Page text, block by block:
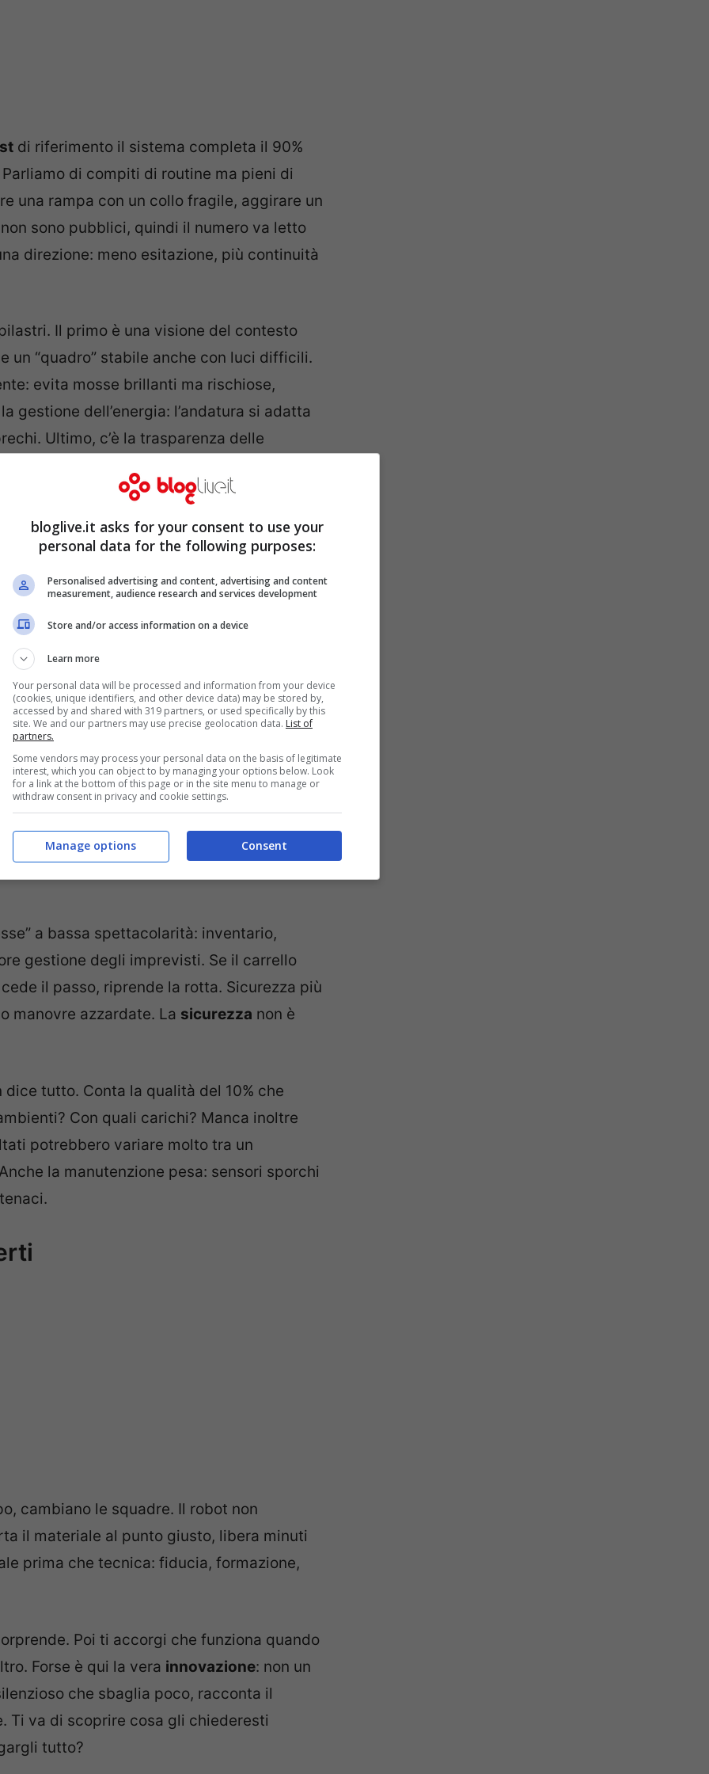
di riferimento il sistema completa il 90%
di compiti di routine ma pieni di
una rampa con un collo fragile, aggirare un
sono pubblici, quindi il numero va letto
direzione: meno esitazione, più continuità
Il primo è una visione del contesto
un “quadro” stabile anche con luci difficili.
evita mosse brillanti ma rischiose,
gestione dell’energia: l’andatura si adatta
Ultimo, c’è la trasparenza delle
cosa sta facendo e perché rallenta.
fidarsi.
in cui un umanoide attraversa un varco
indietro, ricalcola, passa. Tutto in pochi
la differenza tra un prototipo che
davvero con te.
v1.0
a bassa spettacolarità: inventario,
gestione degli imprevisti. Se il carrello
il passo, riprende la rotta. Sicurezza più
manovre azzardate. La sicurezza non è
tutto. Conta la qualità del 10% che
Con quali carichi? Manca inoltre
potrebbero variare molto tra un
la manutenzione pesa: sensori sporchi
cambiano le squadre. Il robot non
il materiale al punto giusto, libera minuti
prima che tecnica: fiducia, formazione,
Poi ti accorgi che funziona quando
Forse è qui la vera innovazione: non un
che sbaglia poco, racconta il
Ti va di scoprire cosa gli chiederesti
tutto?
bloglive.it asks for your consent to use your
personal data for the following purposes:
Personalised advertising and content, advertising and content
measurement, audience research and services development
Store and/or access information on a device
Learn more
Your personal data will be processed and information from your device
(cookies, unique identifiers, and other device data) may be stored by,
accessed by and shared with 319 partners, or used specifically by this
site. We and our partners may use precise geolocation data. List of
partners.
Some vendors may process your personal data on the basis of legitimate
interest, which you can object to by managing your options below. Look
for a link at the bottom of this page or in the site menu to manage or
withdraw consent in privacy and cookie settings.
Consent
Manage options